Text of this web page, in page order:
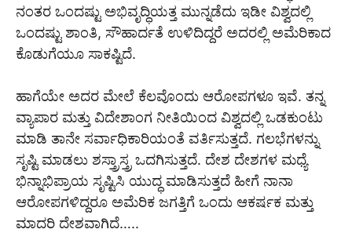
ನಂತರ ಒಂದಷ್ಟು ಅಭಿವೃದ್ಧಿಯತ್ತ ಮುನ್ನಡೆದು ಇಡೀ ವಿಶ್ವದಲ್ಲಿ
ಒಂದಷ್ಟು ಶಾಂತಿ, ಸೌಹಾರ್ದತೆ ಉಳಿದಿದ್ದರೆ ಅದರಲ್ಲಿ ಅಮೆರಿಕಾದ
ಕೊಡುಗೆಯೂ ಸಾಕಷ್ಟಿದೆ.
ಹಾಗೆಯೇ ಅದರ ಮೇಲೆ ಕೆಲವೊಂದು ಆರೋಪಗಳೂ ಇವೆ. ತನ್ನ
ವ್ಯಾಪಾರ ಮತ್ತು ವಿದೇಶಾಂಗ ನೀತಿಯಿಂದ ವಿಶ್ವದಲ್ಲಿ ಒಡಕುಂಟು
ಮಾಡಿ ತಾನೇ ಸರ್ವಾಧಿಕಾರಿಯಂತೆ ವರ್ತಿಸುತ್ತದೆ. ಗಲಭೆಗಳನ್ನು
ಸೃಷ್ಟಿ ಮಾಡಲು ಶಸ್ತ್ರಾಸ್ತ್ರ ಒದಗಿಸುತ್ತದೆ. ದೇಶ ದೇಶಗಳ ಮಧ್ಯೆ
ಭಿನ್ನಾಭಿಪ್ರಾಯ ಸೃಷ್ಟಿಸಿ ಯುದ್ಧ ಮಾಡಿಸುತ್ತದೆ ಹೀಗೆ ನಾನಾ
ಆರೋಪಗಳಿದ್ದರೂ ಅಮೆರಿಕ ಜಗತ್ತಿಗೆ ಒಂದು ಆಕರ್ಷಕ ಮತ್ತು
ಮಾದರಿ ದೇಶವಾಗಿದೆ…..